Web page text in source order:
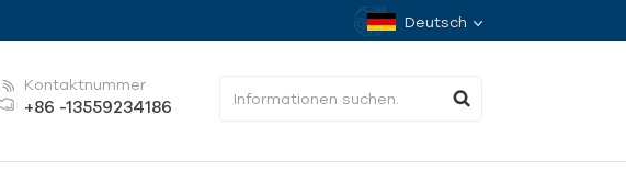
Deutsch
Kontaktnummer
+86 -13559234186